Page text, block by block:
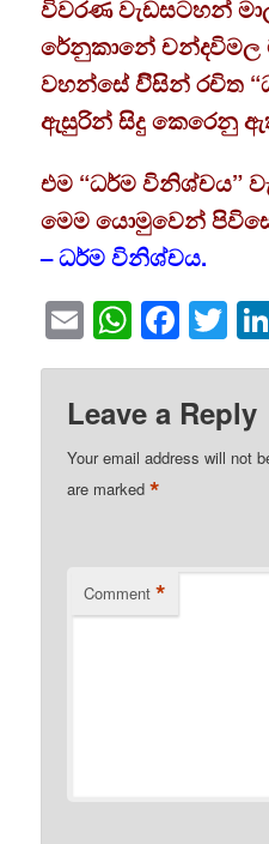
විවරණ වැඩසටහන්
රේනුකානේ චන්දවිමල
වහන්සේ විිසින් රචිත
ඇසුරින් සිදු කෙරෙනු
එම “ධර්ම විනිශ්චය”
මෙම යොමුවෙන්
– ධර්ම විනිශ්චය.
Email
Leave a Reply
Your email address will not
are marked*
Comment *